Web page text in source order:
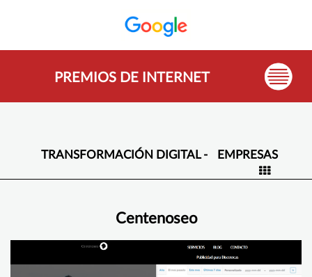
PREMIOS DE INTERNET
TRANSFORMACIÓN DIGITAL - EMPRESAS
Centenoseo